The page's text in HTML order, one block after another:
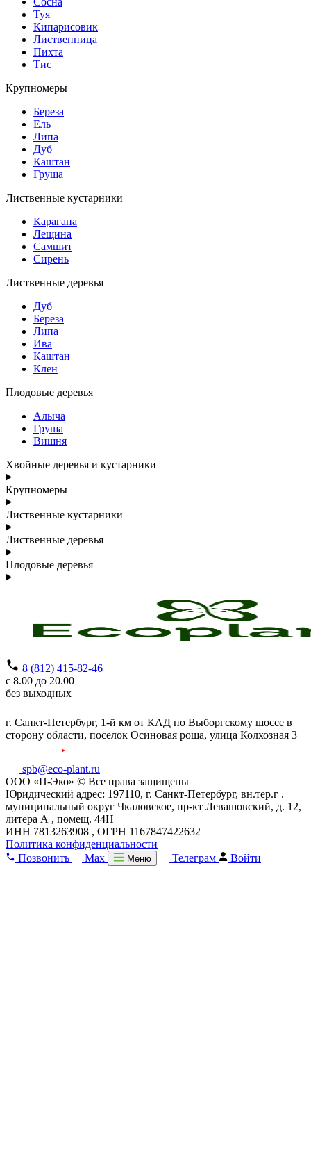
Туя
Кипарисовик
Лиственница
Пихта
Тис
Крупномеры
Береза
Ель
Липа
Дуб
Каштан
Груша
Лиственные кустарники
Карагана
Лещина
Самшит
Сирень
Лиственные деревья
Дуб
Береза
Липа
Ива
Каштан
Клен
Плодовые деревья
Алыча
Груша
Вишня
Хвойные деревья и кустарники
Крупномеры
Лиственные кустарники
Лиственные деревья
Плодовые деревья
8 (812) 415-82-46
с 8.00 до 20.00
без выходных
г. Санкт-Петербург, 1-й км от КАД по Выборгскому шоссе в
сторону области, поселок Осиновая роща, улица Колхозная 3
spb@eco-plant.ru
ООО «П-Эко» © Все права защищены
Юридический адрес: 197110, г. Санкт-Петербург, вн.тер.г .
муниципальный округ Чкаловское, пр-кт Левашовский, д. 12,
литера А , помещ. 44Н
ИНН 7813263908 , ОГРН 1167847422632
Политика конфиденциальности
Позвонить
Max Меню Телеграм Войти